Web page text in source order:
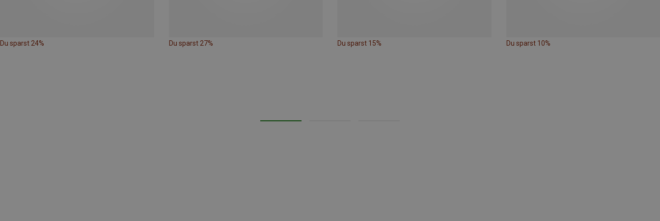
Du sparst 24% Du sparst 27% Du sparst 15% Du sparst 10%